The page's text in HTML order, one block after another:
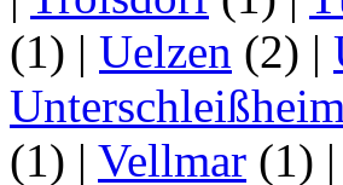
(1) | Uelzen (2) |
Unterschleißheim
(1) | Vellmar (1) |